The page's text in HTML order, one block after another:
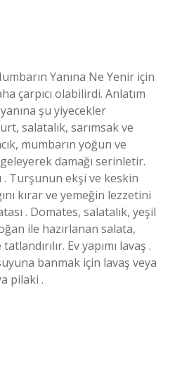
Yanına Ne Yenir için
çarpıcı olabilirdi. Anlatım
şu yiyecekler
salatalık, sarımsak ve
mumbarın yoğun ve
damağı serinletir.
Turşunun ekşi ve keskin
kırar ve yemeğin lezzetini
. Domates, salatalık, yeşil
ile hazırlanan salata,
Ev yapımı lavaş .
banmak için lavaş veya
pilaki .